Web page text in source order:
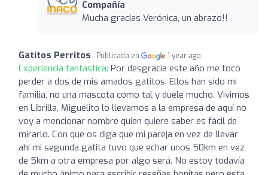
Compañía
Mucha gracias Verónica, un abrazo!!
Gatitos Perritos Publicada en 1 year ago
Experiencia fantástica: Por desgracia este año me tocó
perder a dos de mis amados gatitos. Ellos han sido mi
familia, no una mascota como tal y duele mucho. Vivimos
en Librilla, Miguelito lo llevamos a la empresa de aquí no
voy a mencionar nombre quien quiere saber es fácil de
mirarlo. Con que os diga que mi pareja en vez de llevar
ahí mi segunda gatita tuvo que echar unos 50km en vez
de 5km a otra empresa por algo será. No estoy todavía